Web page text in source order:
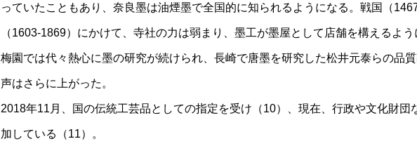
っていたこともあり、奈良墨は油煙墨で全国的に知られるようになる。戦国（
（1603-1869）にかけて、寺社の力は弱まり、墨工が墨屋として店舗を構えるよ
梅園では代々熱心に墨の研究が続けられ、長崎で唐墨を研究した松井元泰らの品
声はさらに上がった。
2018年11月、国の伝統工芸品としての指定を受け（10）、現在、行政や文化財団
加している（11）。